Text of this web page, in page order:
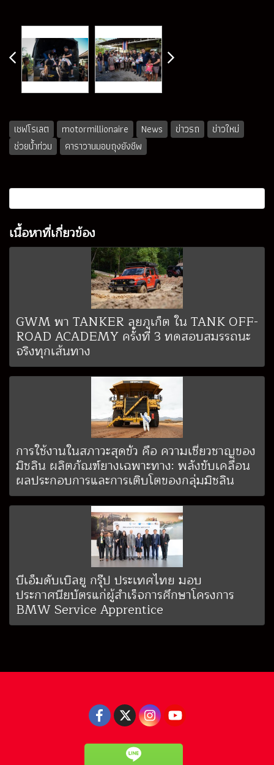
เชฟโรเลต motormillionaire News ข่าวรถ
ข่าวใหม่
ช่วยน้ำท่วม
คาราวานมอบถุงยังชีพ
เนื้อหาที่เกี่ยวข้อง
GWM พา TANKER ลุยภูเก็ต ใน TANK OFF-
ROAD ACADEMY ครั้งที่ 3 ทดสอบสมรรถนะ
จริงทุกเส้นทาง
การใช้งานในสภาวะสุดขั้ว คือ ความเชี่ยวชาญของ
มิชลิน ผลิตภัณฑ์ยางเฉพาะทาง: พลังขับเคลื่อน
ผลประกอบการและการเติบโตของกลุ่มมิชลิน
บีเอ็มดับเบิลยู กรุ๊ป ประเทศไทย มอบ
ประกาศนียบัตรแก่ผู้สำเร็จการศึกษาโครงการ
BMW Service Apprentice